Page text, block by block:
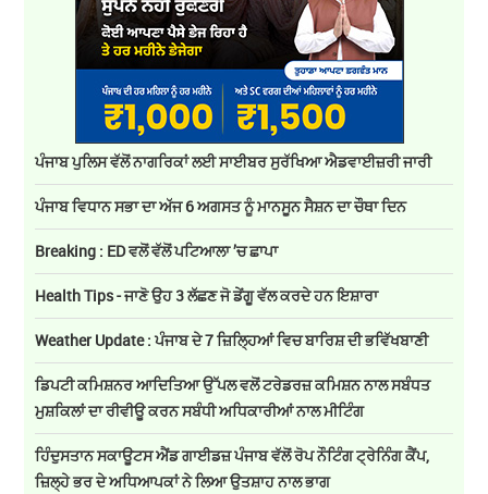
ਪੰਜਾਬ ਪੁਲਿਸ ਵੱਲੋਂ ਨਾਗਰਿਕਾਂ ਲਈ ਸਾਈਬਰ ਸੁਰੱਖਿਆ ਐਡਵਾਈਜ਼ਰੀ ਜਾਰੀ
ਪੰਜਾਬ ਵਿਧਾਨ ਸਭਾ ਦਾ ਅੱਜ 6 ਅਗਸਤ ਨੂੰ ਮਾਨਸੂਨ ਸੈਸ਼ਨ ਦਾ ਚੌਥਾ ਦਿਨ
Breaking : ED ਵਲੋਂ ਵੱਲੋਂ ਪਟਿਆਲਾ ’ਚ ਛਾਪਾ
Health Tips - ਜਾਣੋ ਉਹ 3 ਲੱਛਣ ਜੋ ਡੇਂਗੂ ਵੱਲ ਕਰਦੇ ਹਨ ਇਸ਼ਾਰਾ
Weather Update : ਪੰਜਾਬ ਦੇ 7 ਜ਼ਿਲ੍ਹਿਆਂ ਵਿਚ ਬਾਰਿਸ਼ ਦੀ ਭਵਿੱਖਬਾਣੀ
ਡਿਪਟੀ ਕਮਿਸ਼ਨਰ ਆਦਿਤਿਆ ਉੱਪਲ ਵਲੋਂ ਟਰੇਡਰਜ਼ ਕਮਿਸ਼ਨ ਨਾਲ ਸਬੰਧਤ
ਮੁਸ਼ਕਿਲਾਂ ਦਾ ਰੀਵੀਊ ਕਰਨ ਸਬੰਧੀ ਅਧਿਕਾਰੀਆਂ ਨਾਲ ਮੀਟਿੰਗ
ਹਿੰਦੁਸਤਾਨ ਸਕਾਊਟਸ ਐਂਡ ਗਾਈਡਜ਼ ਪੰਜਾਬ ਵੱਲੋਂ ਰੋਪ ਨੌਟਿੰਗ ਟ੍ਰੇਨਿੰਗ ਕੈਂਪ,
ਜ਼ਿਲ੍ਹੇ ਭਰ ਦੇ ਅਧਿਆਪਕਾਂ ਨੇ ਲਿਆ ਉਤਸ਼ਾਹ ਨਾਲ ਭਾਗ